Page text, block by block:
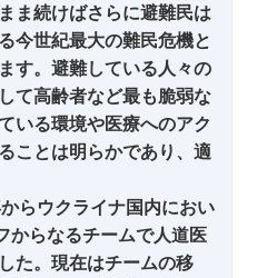
ま続けばさらに避難民は
今世紀最大の難民危機と
す。避難している人々の
て高齢者など最も脆弱な
いる環境や医療へのアク
ことは明らかであり、適
らウクライナ国内におい
からなるチームで人道医
た。現在はチームの移